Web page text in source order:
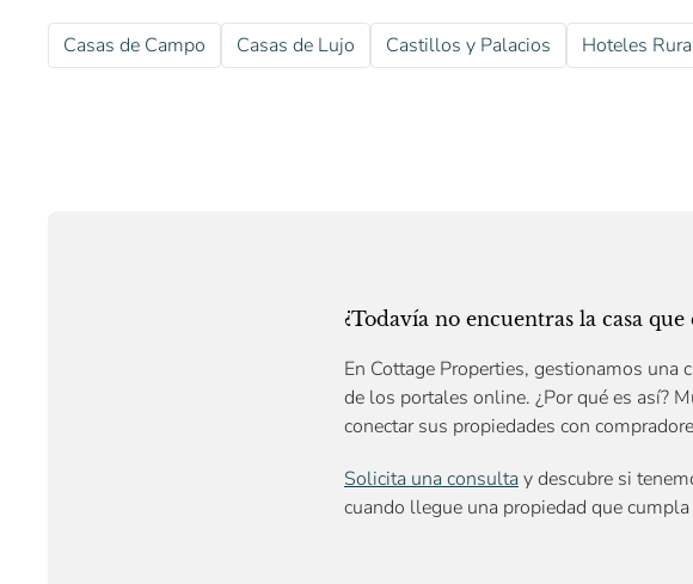
Casas de Campo Casas de Lujo Castillos y Palacios Hoteles
¿Todavía no encuentras la casa que
En Cottage Properties, gestionamos una
de los portales online. ¿Por qué es así?
conectar sus propiedades con
Solicita una consulta y descubre si
cuando llegue una propiedad que